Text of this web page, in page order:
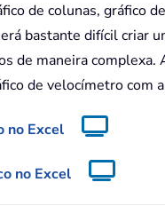
de colunas, gráfico
bastante difícil criar
de maneira complexa.
de velocímetro com
no Excel
no Excel